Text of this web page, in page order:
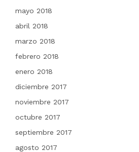
mayo 2018
abril 2018
marzo 2018
febrero 2018
enero 2018
diciembre 2017
noviembre 2017
octubre 2017
septiembre 2017
agosto 2017